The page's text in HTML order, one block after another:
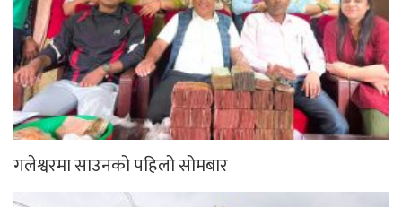
गलेश्वरमा साउनको पहिलो सोमबार